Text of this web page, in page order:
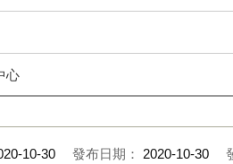
心
10-30 發布日期： 2020-10-30